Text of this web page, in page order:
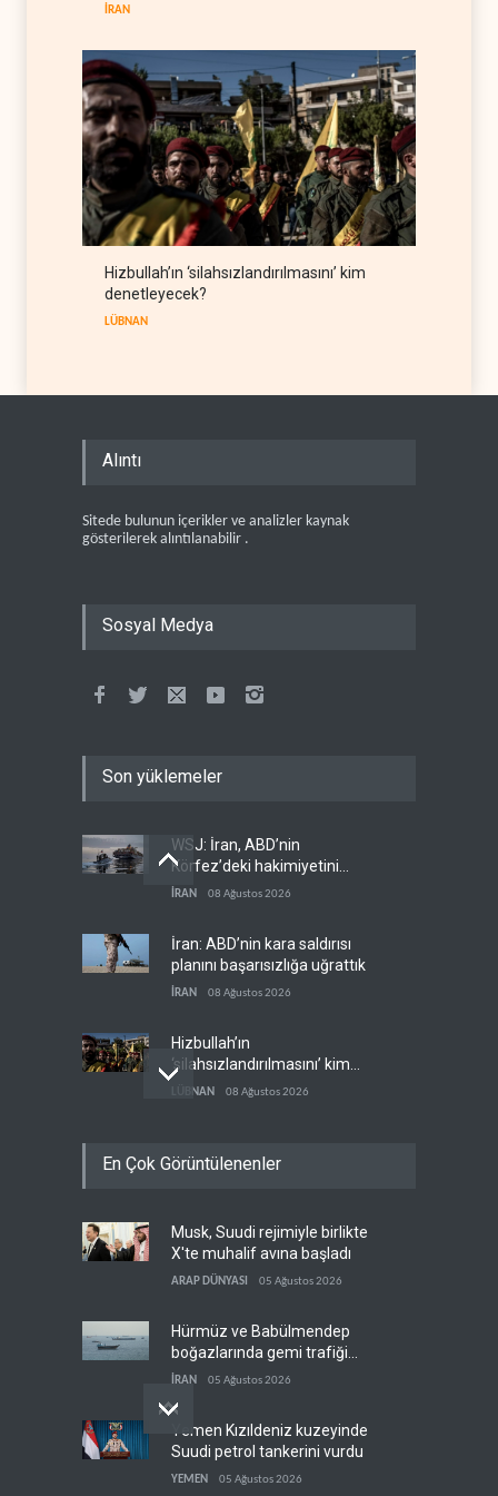
İRAN
Hizbullah’ın ‘silahsızlandırılmasını’ kim
denetleyecek?
LÜBNAN
Alıntı
Sitede bulunun içerikler ve analizler kaynak
gösterilerek alıntılanabilir .
Sosyal Medya
Son yüklemeler
WSJ: İran, ABD’nin
Körfez’deki hakimiyetini
sona erdiriyor
İRAN 08 Ağustos 2026
İran: ABD’nin kara saldırısı
planını başarısızlığa uğrattık
İRAN 08 Ağustos 2026
Hizbullah’ın
‘silahsızlandırılmasını’ kim
denetleyecek?
LÜBNAN 08 Ağustos 2026
ganimeti’ yanıtı: Önce savaşı
Pentagon silah şirketlerinin
önünü açıyor
08 Ağustos 2026
En Çok Görüntülenenler
Musk, Suudi rejimiyle birlikte
X'te muhalif avına başladı
ARAP DÜNYASI 05 Ağustos 2026
Hürmüz ve Babülmendep
boğazlarında gemi trafiği
durağan seyrini koruyor
İRAN 05 Ağustos 2026
Yemen Kızıldeniz kuzeyinde
Suudi petrol tankerini vurdu
YEMEN 05 Ağustos 2026